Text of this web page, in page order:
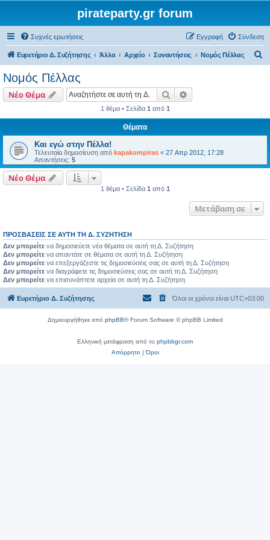
pirateparty.gr forum
Συχνές ερωτήσεις Σύνδεση
Εγγραφή
Ευρετήριο Δ. Συζήτησης Άλλα Αρχείο Συναντήσεις Νομός Πέλλας‎
η
Νομός Πέλλας‎
Νέο Θέμα Αναζήτηση
1 θέμα • Σελίδα 1 από 1
Θέματα
Και εγώ στην Πέλλα!
Τελευταία δημοσίευση από kapakompiras « 27 Απρ 2012, 17:28
Απαντήσεις: 5
Νέο Θέμα
1 θέμα • Σελίδα 1 από 1
Μετάβαση σε
ΠΡΟΣΒΆΣΕΙΣ ΣΕ ΑΥΤΉ ΤΗ Δ. ΣΥΖΉΤΗΣΗ
Δεν μπορείτε να δημοσιεύετε νέα θέματα σε αυτή τη Δ. Συζήτηση
Δεν μπορείτε να απαντάτε σε θέματα σε αυτή τη Δ. Συζήτηση
Δεν μπορείτε να επεξεργάζεστε τις δημοσιεύσεις σας σε αυτή τη Δ. Συζήτηση
Δεν μπορείτε να διαγράφετε τις δημοσιεύσεις σας σε αυτή τη Δ. Συζήτηση
Δεν μπορείτε να επισυνάπτετε αρχεία σε αυτή τη Δ. Συζήτηση
Ευρετήριο Δ. Συζήτησης Όλοι οι χρόνοι είναι UTC+03:00
Δημιουργήθηκε από phpBB® Forum Software © phpBB Limited
Ελληνική μετάφραση από το phpbbgr.com
Απόρρητο|Όροι